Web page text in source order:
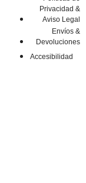
Privacidad &
Aviso Legal
Envíos &
Devoluciones
Accesibilidad